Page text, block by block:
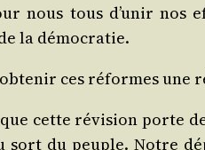
nous tous d’u­nir nos
la démocratie.
ces réformes une
cette révi­sion porte
sort du peuple. Notre